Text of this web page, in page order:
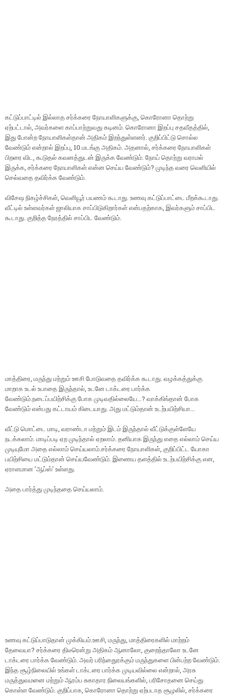
கட்டுப்பாட்டில் இல்லாத சர்க்கரை நோயாளிகளுக்கு, கொரோனா தொற்று
ஏற்பட்டால், அவர்களை காப்பாற்றுவது கடினம். கொரோனா இறப்பு சதவீதத்தில்,
இது போன்ற நோயாளிகள்தான் அதிகம் இறந்துள்ளனர். குறிப்பிட்டு சொல்ல
வேண்டும் என்றால் இறப்பு, 10 மடங்கு அதிகம். அதனால், சர்க்கரை நோயாளிகள்
பிறரை விட, கூடுதல் கவனத்துடன் இருக்க வேண்டும். நோய் தொற்று வராமல்
இருக்க, சர்க்கரை நோயாளிகள் என்ன செய்ய வேண்டும்? முடிந்த வரை வெளியில்
செல்வதை தவிர்க்க வேண்டும்.
விசேஷ நிகழ்ச்சிகள், வெளியூர் பயணம் கூடாது. உணவு கட்டுப்பாட்டை மீறக்கூடாது.
வீட்டில் உள்ளவர்கள் ஜாலியாக சாப்பிடுகிறார்கள் என்பதற்காக, இவர்களும் சாப்பிட
கூடாது. குறித்த நேரத்தில் சாப்பிட வேண்டும்.
மாத்திரை, மருந்து மற்றும் ஊசி போடுவதை தவிர்க்க கூடாது. வழக்கத்துக்கு
மாறாக உடல் உபாதை இருந்தால், உடனே டாக்டரை பார்க்க
வேண்டும்.நடைப்பயிற்சிக்கு போக முடிவதில்லையே...? வாக்கிங்தான் போக
வேண்டும் என்பது கட்டாயம் கிடையாது. அது மட்டும்தான் உடற்பயிற்சியா...
வீட்டு மொட்டை மாடி, வராண்டா மற்றும் இடம் இருந்தால் வீட்டுக்குள்ளேயே
நடக்கலாம். மாடிப்படி ஏற முடிந்தால் ஏறலாம். தனியாக இருந்து எதை எல்லாம் செய்ய
முடியுமோ அதை எல்லாம் செய்யலாம்.சர்க்கரை நோயாளிகள், குறிப்பிட்ட யோகா
பயிற்சியை மட்டும்தான் செய்யவேண்டும். இணைய தளத்தில் உடற்பயிற்சிக்கு என,
ஏராளமான 'ஆப்ஸ்' உள்ளது.
அதை பார்த்து முடிந்ததை செய்யலாம்.
உணவு கட்டுப்பாடுதான் முக்கியம்.ஊசி, மருந்து, மாத்திரைகளில் மாற்றம்
தேவையா? சர்க்கரை திடீரென்று அதிகம் ஆனாலோ, குறைந்தாலோ உடனே
டாக்டரை பார்க்க வேண்டும். அவர் பரிந்துைரக்கும் மருந்துகளை பின்பற்ற வேண்டும்.
இந்த சூழ்நிலையில் உங்கள் டாக்டரை பார்க்க முடியவில்லை என்றால், அரசு
மருத்துவமனை மற்றும் ஆரம்ப சுகாதார நிலையங்களில், பரிசோதனை செய்து
கொள்ள வேண்டும். குறிப்பாக, கொரோனா தொற்று ஏற்படாத சூழலில், சர்க்கரை